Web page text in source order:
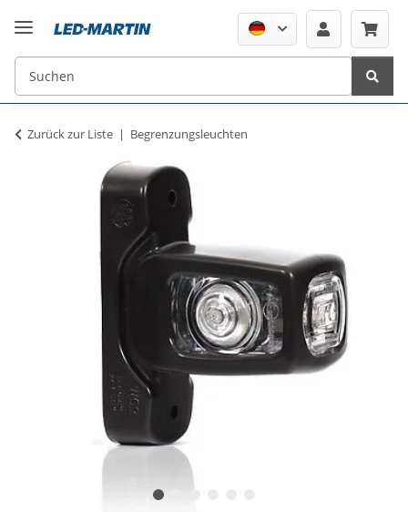
Zurück zur Liste Begrenzungsleuchten